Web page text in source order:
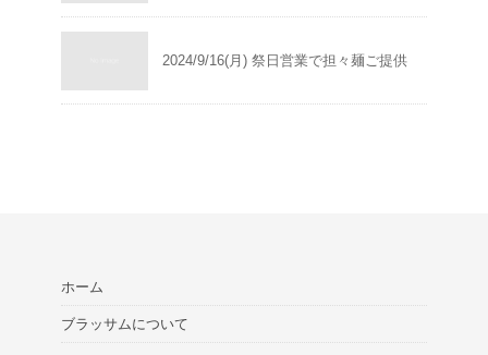
2024/9/16(月) 祭日営業で担々麺ご提供
ホーム
ブラッサムについて